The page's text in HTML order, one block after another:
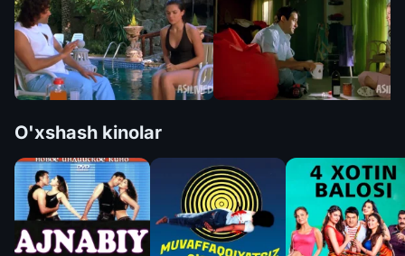
O'xshash kinolar